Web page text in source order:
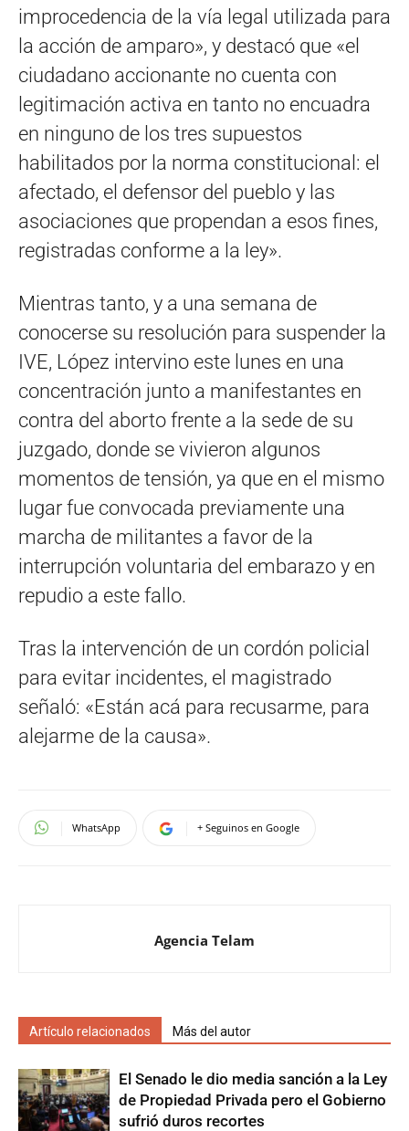
improcedencia de la vía legal utilizada para
la acción de amparo», y destacó que «el
ciudadano accionante no cuenta con
legitimación activa en tanto no encuadra
en ninguno de los tres supuestos
habilitados por la norma constitucional: el
afectado, el defensor del pueblo y las
asociaciones que propendan a esos fines,
registradas conforme a la ley».
Mientras tanto, y a una semana de
conocerse su resolución para suspender la
IVE, López intervino este lunes en una
concentración junto a manifestantes en
contra del aborto frente a la sede de su
juzgado, donde se vivieron algunos
momentos de tensión, ya que en el mismo
lugar fue convocada previamente una
marcha de militantes a favor de la
interrupción voluntaria del embarazo y en
repudio a este fallo.
Tras la intervención de un cordón policial
para evitar incidentes, el magistrado
señaló: «Están acá para recusarme, para
alejarme de la causa».
WhatsApp + Seguinos en Google
Agencia Telam
Artículo relacionados Más del autor
El Senado le dio media sanción a la Ley
de Propiedad Privada pero el Gobierno
sufrió duros recortes